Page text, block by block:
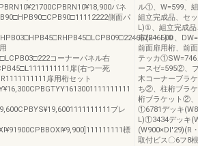
パネ
側面パ
コーナーパネル右
扉(右つ一死
扉用桁セット
ブレ
標
ル①、W=599、
組立完成品、セ
L)①、組立完成品
扉(R・L)①、
前面扉用桁、前
テッカ①SW=746
ースゼ=595②、
木コーナーブラ
ち②、柱桁ブラ
桁ブラケット②
①6781デッキ
L)①3434デッキ
(W900×DI′29)(R
取付ビス〇6フ8